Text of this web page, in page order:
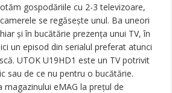
gospodăriile cu 2-3 televizoare,
se regăsește unul. Ba uneori
și în bucătărie prezența unui TV, în
un episod din serialul preferat atunci
UTOK U19HD1 este un TV potrivit
sau de ce nu pentru o bucătărie.
eMAG la prețul de